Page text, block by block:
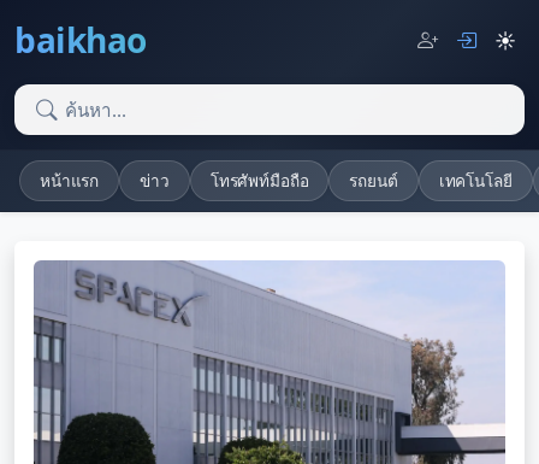
baikhao ☀️
หน้าแรก ข่าว โทรศัพท์มือถือ รถยนต์ เทคโนโลยี